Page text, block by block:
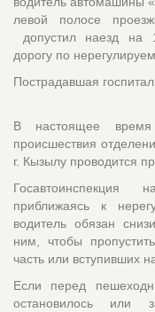
левой полосе
допустил наезд на
дорогу по
Пострадавшая
В настоящее время
происшествия
г. Кызылу проводится
приближаясь к
водитель обязан
ним, чтобы
часть или вступивших
Если перед
остановилось или